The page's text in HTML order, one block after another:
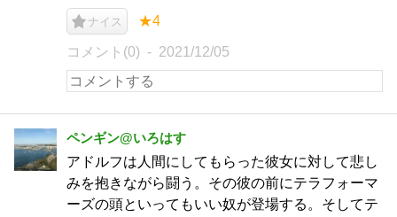
ナイス ★4
コメント(0) 2021/12/05
ペンギン@いろはす
アドルフは人間にしてもらった彼女に対して悲し
みを抱きながら闘う。その彼の前にテラフォーマ
ーズの頭といってもいい奴が登場する。そしてテ